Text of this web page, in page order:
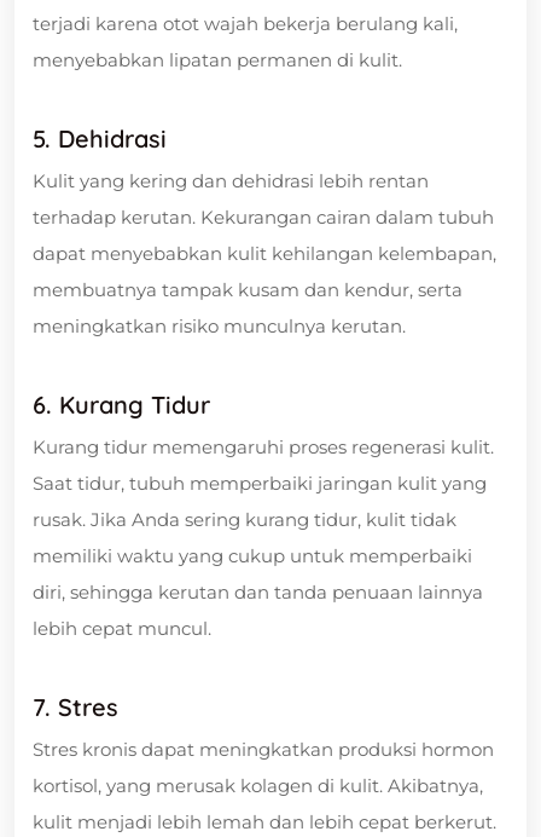
terjadi karena otot wajah bekerja berulang kali,
menyebabkan lipatan permanen di kulit.
5. Dehidrasi
Kulit yang kering dan dehidrasi lebih rentan
terhadap kerutan. Kekurangan cairan dalam tubuh
dapat menyebabkan kulit kehilangan kelembapan,
membuatnya tampak kusam dan kendur, serta
meningkatkan risiko munculnya kerutan.
6. Kurang Tidur
Kurang tidur memengaruhi proses regenerasi kulit.
Saat tidur, tubuh memperbaiki jaringan kulit yang
rusak. Jika Anda sering kurang tidur, kulit tidak
memiliki waktu yang cukup untuk memperbaiki
diri, sehingga kerutan dan tanda penuaan lainnya
lebih cepat muncul.
7. Stres
Stres kronis dapat meningkatkan produksi hormon
kortisol, yang merusak kolagen di kulit. Akibatnya,
kulit menjadi lebih lemah dan lebih cepat berkerut.